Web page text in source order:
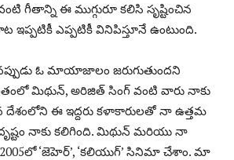
గీతాన్ని ఈ ముగ్గురూ కలిసి సృష్టించిన
ఇప్పటికీ ఎప్పటికీ వినిపిస్తూనే ఉంటుంది.
ఓ మాయాజాలం జరుగుతుందని
మిథున్, అరిజిత్ సింగ్‌ వంటి వారు నాకు
దేశంలోని ఈ ఇద్దరు కళాకారులతో నా ఉత్తమ
నాకు కలిగింది. మిథున్ మరియు నా
‘జెహెర్’, ‘కలియుగ్’ సినిమా చేశాం. మా